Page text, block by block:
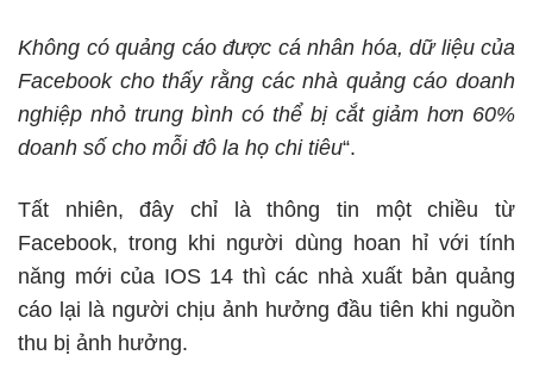
Không có quảng cáo được cá nhân hóa, dữ liệu của
Facebook cho thấy rằng các nhà quảng cáo doanh
nghiệp nhỏ trung bình có thể bị cắt giảm hơn 60%
doanh số cho mỗi đô la họ chi tiêu“.
Tất nhiên, đây chỉ là thông tin một chiều từ
Facebook, trong khi người dùng hoan hỉ với tính
năng mới của IOS 14 thì các nhà xuất bản quảng
cáo lại là người chịu ảnh hưởng đầu tiên khi nguồn
thu bị ảnh hưởng.